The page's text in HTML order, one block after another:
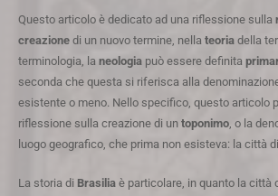
Questo articolo è dedicato ad una riflessione sulla
creazione di un nuovo termine, nella teoria della
terminologia, la neologia può essere definita
seconda che questa si riferisca alla
esistente o meno. Nello specifico, questo articolo
riflessione sulla creazione di un toponimo, o la
luogo geografico, che prima non esisteva: la città di
La storia di Brasilia è particolare, in quanto la città